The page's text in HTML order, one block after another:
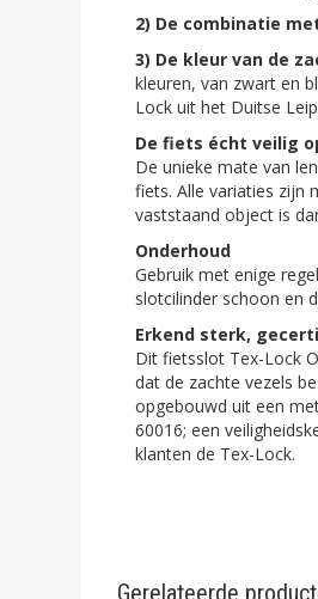
2) De combinatie
3) De kleur van de
kleuren, van zwart en
Lock uit het Duitse
De fiets écht veilig
De unieke mate van
fiets. Alle variaties zijn
vaststaand object is
Onderhoud
Gebruik met enige
slotcilinder schoon en
Erkend sterk,
Dit fietsslot Tex-Lock
dat de zachte vezels
opgebouwd uit een
60016; een
klanten de Tex-Lock.
Gerelateerde